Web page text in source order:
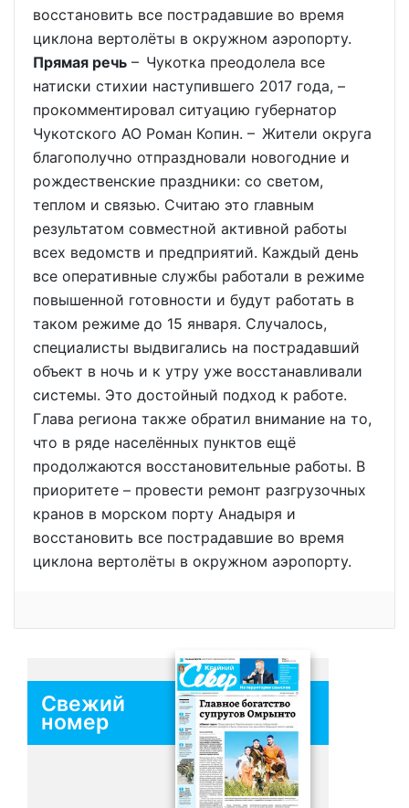
восстановить все пострадавшие во время
циклона вертолёты в окружном аэропорту.
Прямая речь – Чукотка преодолела все
натиски стихии наступившего 2017 года, –
прокомментировал ситуацию губернатор
Чукотского АО Роман Копин. – Жители округа
благополучно отпраздновали новогодние и
рождественские праздники: со светом,
теплом и связью. Считаю это главным
результатом совместной активной работы
всех ведомств и предприятий. Каждый день
все оперативные службы работали в режиме
повышенной готовности и будут работать в
таком режиме до 15 января. Случалось,
специалисты выдвигались на пострадавший
объект в ночь и к утру уже восстанавливали
системы. Это достойный подход к работе.
Глава региона также обратил внимание на то,
что в ряде населённых пунктов ещё
продолжаются восстановительные работы. В
приоритете – провести ремонт разгрузочных
кранов в морском порту Анадыря и
восстановить все пострадавшие во время
циклона вертолёты в окружном аэропорту.
Свежий
номер